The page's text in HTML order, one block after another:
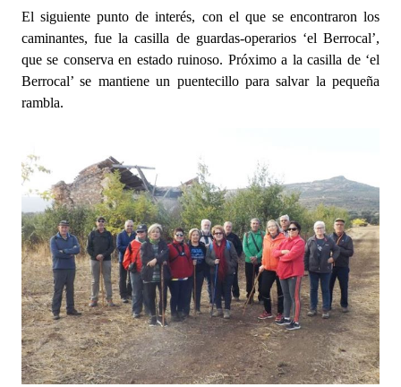
El siguiente punto de interés, con el que se encontraron los
caminantes, fue la casilla de guardas-operarios ‘el Berrocal’,
que se conserva en estado ruinoso. Próximo a la casilla de ‘el
Berrocal’ se mantiene un puentecillo para salvar la pequeña
rambla.